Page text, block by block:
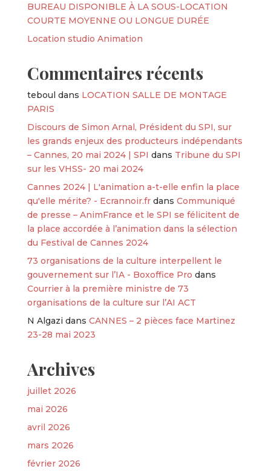
BUREAU DISPONIBLE À LA SOUS-LOCATION
COURTE MOYENNE OU LONGUE DURÉE
Location studio Animation
Commentaires récents
teboul dans LOCATION SALLE DE MONTAGE
PARIS
Discours de Simon Arnal, Président du SPI, sur
les grands enjeux des producteurs indépendants
– Cannes, 20 mai 2024 | SPI dans Tribune du SPI
sur les VHSS- 20 mai 2024
Cannes 2024 | L'animation a-t-elle enfin la place
qu'elle mérite? - Ecrannoir.frdans Communiqué
de presse – AnimFrance et le SPI se félicitent de
la place accordée à l’animation dans la sélection
du Festival de Cannes 2024
73 organisations de la culture interpellent le
gouvernement sur l’IA - Boxoffice Pro dans
Courrier à la première ministre de 73
organisations de la culture sur l’AI ACT
N Algazi dans CANNES – 2 pièces face Martinez
23-28 mai 2023
Archives
juillet 2026
mai 2026
avril 2026
mars 2026
février 2026